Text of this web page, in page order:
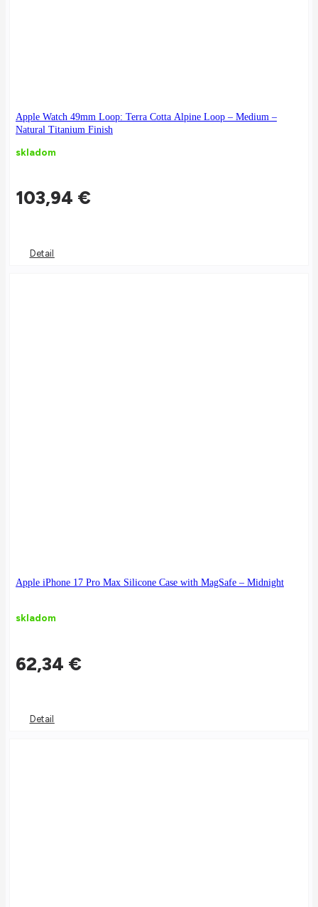
Apple Watch 49mm Loop: Terra Cotta Alpine Loop – Medium –
Natural Titanium Finish
skladom
103,94 €
Detail
Apple iPhone 17 Pro Max Silicone Case with MagSafe – Midnight
skladom
62,34 €
Detail